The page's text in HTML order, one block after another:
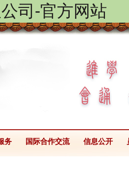
司-官方网站
务 国际合作交流 信息公开